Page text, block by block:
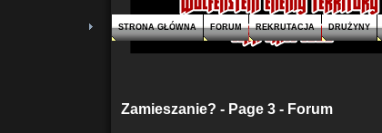
STRONA GŁÓWNA FORUM REKRUTACJA DRUŻYNY
Zamieszanie? - Page 3 - Forum